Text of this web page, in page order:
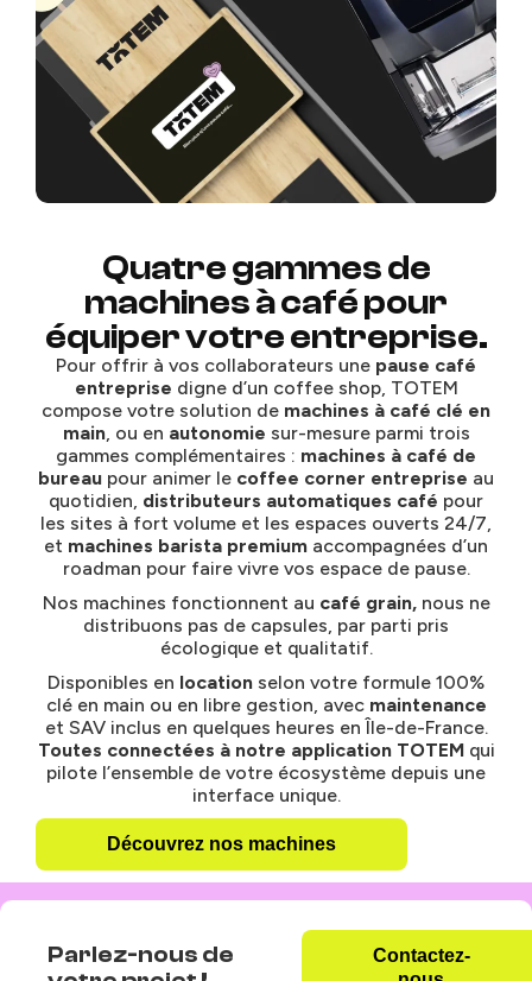
Quatre gammes de
machines à café pour
équiper votre entreprise.
Pour offrir à vos collaborateurs une pause café
entreprise digne d’un coffee shop, TOTEM
compose votre solution de machines à café clé en
main, ou en autonomie sur-mesure parmi trois
gammes complémentaires : machines à café de
bureau pour animer le coffee corner entreprise au
quotidien, distributeurs automatiques café pour
les sites à fort volume et les espaces ouverts 24/7,
et machines barista premium accompagnées d’un
roadman pour faire vivre vos espace de pause.
Nos machines fonctionnent au café grain,nous ne
distribuons pas de capsules, par parti pris
écologique et qualitatif.
Disponibles en location selon votre formule 100%
clé en main ou en libre gestion, avec maintenance
et SAV inclus en quelques heures en Île-de-France.
Toutes connectées à notre application TOTEMqui
pilote l’ensemble de votre écosystème depuis une
interface unique.
Découvrez nos machines
Parlez-nous de
Contactez-